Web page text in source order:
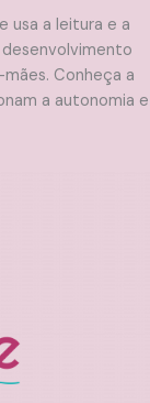
usa a leitura e a
Conheça a
a autonomia e